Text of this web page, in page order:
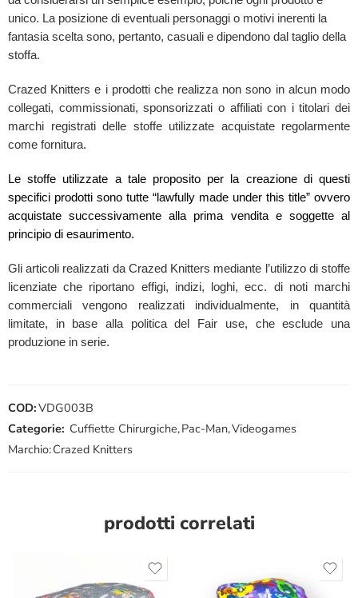
unico. La posizione di eventuali personaggi o motivi inerenti la
fantasia scelta sono, pertanto, casuali e dipendono dal taglio della
stoffa.
Crazed Knitters e i prodotti che realizza non sono in alcun modo
collegati, commissionati, sponsorizzati o affiliati con i titolari dei
marchi registrati delle stoffe utilizzate acquistate regolarmente
come fornitura.
Le stoffe utilizzate a tale proposito per la creazione di questi
specifici prodotti sono tutte “lawfully made under this title” ovvero
acquistate successivamente alla prima vendita e soggette al
principio di esaurimento.
Gli articoli realizzati da Crazed Knitters mediante l’utilizzo di stoffe
licenziate che riportano effigi, indizi, loghi, ecc. di noti marchi
commerciali vengono realizzati individualmente, in quantità
limitate, in base alla politica del Fair use, che esclude una
produzione in serie.
COD:VDG003B
Categorie: Cuffiette Chirurgiche,Pac-Man,Videogames
Marchio:Crazed Knitters
prodotti correlati